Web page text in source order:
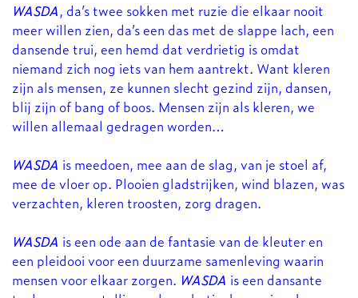
WASDA, da’s twee sokken met ruzie die elkaar nooit
meer willen zien, da’s een das met de slappe lach, een
dansende trui, een hemd dat verdrietig is omdat
niemand zich nog iets van hem aantrekt. Want kleren
zijn als mensen, ze kunnen slecht gezind zijn, dansen,
blij zijn of bang of boos. Mensen zijn als kleren, we
willen allemaal gedragen worden…
WASDA is meedoen, mee aan de slag, van je stoel af,
mee de vloer op. Plooien gladstrijken, wind blazen, was
verzachten, kleren troosten, zorg dragen.
WASDA is een ode aan de fantasie van de kleuter en
een pleidooi voor een duurzame samenleving waarin
mensen voor elkaar zorgen. WASDA is een dansante